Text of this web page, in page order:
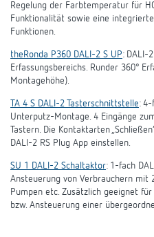
Regelung der Farbtemperatur für
Funktionalität sowie eine
Funktionen.
theRonda P360 DALI-2 S UP: DALI-
Erfassungsbereichs. Runder 360°
Montagehöhe).
TA 4 S DALI-2 Tasterschnittstelle: 4-
Unterputz-Montage. 4 Eingänge
Tastern. Die Kontaktarten
DALI-2 RS Plug App einstellen.
SU 1 DALI-2 Schaltaktor: 1-fach
Ansteuerung von Verbrauchern mit
Pumpen etc. Zusätzlich geeignet
bzw. Ansteuerung einer